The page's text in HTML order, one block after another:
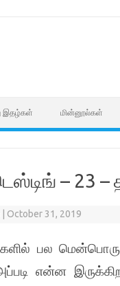
இதழ்கள் மின்னூல்கள்
– 23
October 31, 2019
பல மென்பொருள்
என்ன